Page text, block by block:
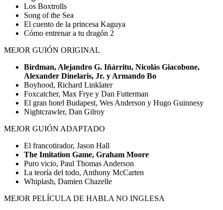
Los Boxtrolls
Song of the Sea
El cuento de la princesa Kaguya
Cómo entrenar a tu dragón 2
MEJOR GUIÓN ORIGINAL
Birdman, Alejandro G. Iñárritu, Nicolás Giacobone,
Alexander Dinelaris, Jr. y Armando Bo
Boyhood, Richard Linklater
Foxcatcher, Max Frye y Dan Futterman
El gran hotel Budapest, Wes Anderson y Hugo Guinnesy
Nightcrawler, Dan Gilroy
MEJOR GUIÓN ADAPTADO
El francotirador, Jason Hall
The Imitation Game, Graham Moore
Puro vicio, Paul Thomas Anderson
La teoría del todo, Anthony McCarten
Whiplash, Damien Chazelle
MEJOR PELÍCULA DE HABLA NO INGLESA